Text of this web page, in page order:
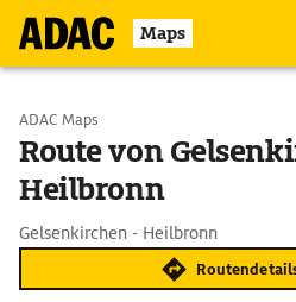
Maps
Start wählen
Ziel eingeben
ADAC Maps
Route von
Heilbronn
Gelsenkirchen - Heilbronn